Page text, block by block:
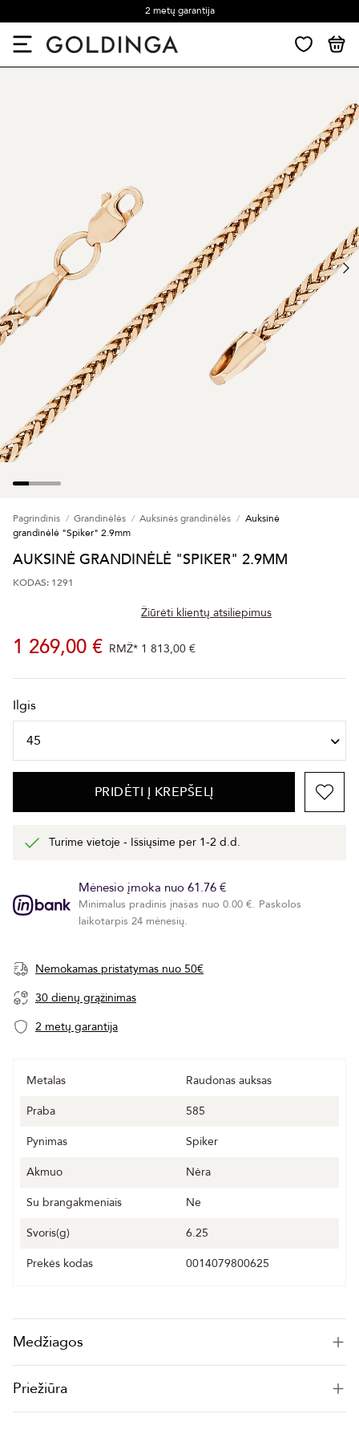
2 metų garantija
Pagrindinis Grandinėlės Auksinės grandinėlės
Auksinė
grandinėlė "Spiker" 2.9mm
AUKSINĖ GRANDINĖLĖ "SPIKER" 2.9MM
KODAS: 1291
Žiūrėti klientų atsiliepimus
1 269,00 € RMŽ* 1 813,00 €
Ilgis
PRIDĖTI Į KREPŠELĮ
Turime vietoje - Išsiųsime per 1-2 d.d.
Mėnesio įmoka nuo 61.76 €
Minimalus pradinis įnašas nuo 0.00 €. Paskolos
laikotarpis 24 mėnesių.
Nemokamas pristatymas nuo 50€
30 dienų grąžinimas
2 metų garantija
Metalas
Raudonas auksas
Praba
585
Pynimas
Spiker
Akmuo
Nėra
Su brangakmeniais
Ne
Svoris(g)
6.25
Prekės kodas
0014079800625
Medžiagos
Priežiūra